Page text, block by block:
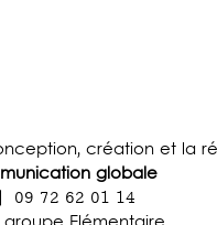
création et la
globale
72 62 01 14